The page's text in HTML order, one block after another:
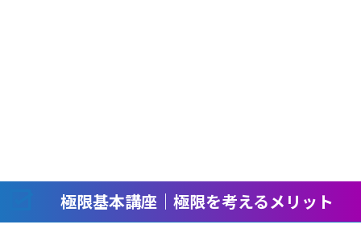
極限基本講座｜極限を考えるメリット